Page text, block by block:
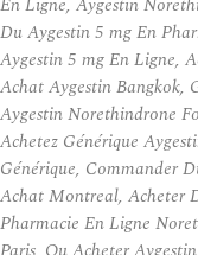
Du Aygestin 5 mg En
Aygestin 5 mg En Ligne,
Achat Aygestin Bangkok,
Aygestin Norethindrone
Achetez Générique
Générique, Commander
Achat Montreal, Acheter
Pharmacie En Ligne